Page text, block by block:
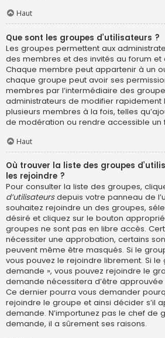
Haut
Que sont les groupes d’utilisateurs ?
Les groupes permettent aux
des membres et des invités au forum et
Chaque membre peut appartenir à un
chaque groupe peut avoir ses
membres par l’intermédiaire des
administrateurs de modifier rapidement
plusieurs membres à la fois, telles
de modération ou rendre accessible un
Haut
Où trouver la liste des groupes
les rejoindre ?
Pour consulter la liste des groupes,
d’utilisateursdepuis votre panneau de
souhaitez rejoindre un des groupes,
désiré et cliquez sur le bouton
groupes ne sont pas en libre accès.
nécessiter une approbation, certains
peuvent même être masqués. Si le
vous pouvez le rejoindre librement. Si le
demande », vous pouvez rejoindre le
demande nécessitera d’être
Ce dernier pourra vous demander
rejoindre le groupe et ainsi décider s’il
demande. N’importunez pas le chef de
demande, il a sûrement ses raisons.